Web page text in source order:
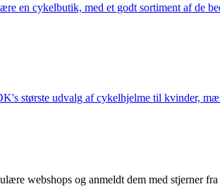
en cykelbutik, med et godt sortiment af de
største udvalg af cykelhjelme til kvinder,
webshops og anmeldt dem med stjerner